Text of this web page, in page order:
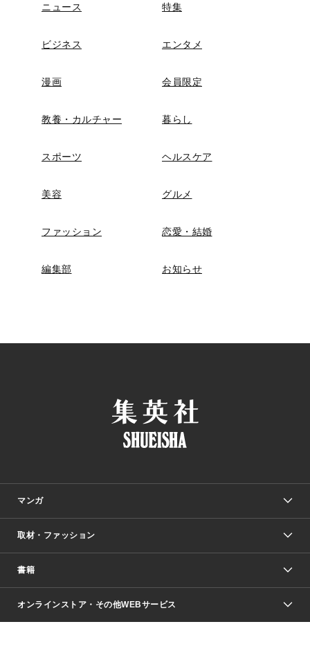
ニュース 特集
ビジネス エンタメ
漫画 会員限定
教養・カルチャー 暮らし
スポーツ ヘルスケア
美容 グルメ
ファッション 恋愛・結婚
編集部 お知らせ
マンガ
少年マンガ
Vジャンプ
週刊ヤングジャンプ
少女マンガ
取材・ファッション
Seventeen
芸能・情報・スポーツ
書籍
文芸・文庫・総合
オンラインストア・その他WEBサービス